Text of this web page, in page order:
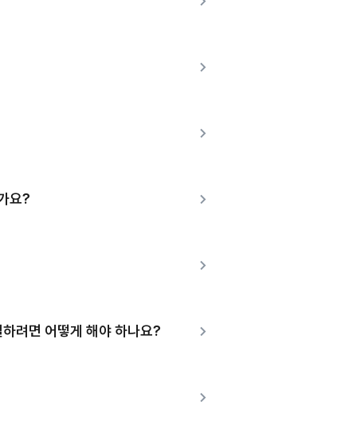
요?
려면 어떻게 해야 하나요?